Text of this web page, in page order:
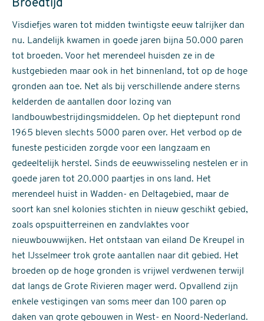
Broedtijd
Visdiefjes waren tot midden twintigste eeuw talrijker dan
nu. Landelijk kwamen in goede jaren bijna 50.000 paren
tot broeden. Voor het merendeel huisden ze in de
kustgebieden maar ook in het binnenland, tot op de hoge
gronden aan toe. Net als bij verschillende andere sterns
kelderden de aantallen door lozing van
landbouwbestrijdingsmiddelen. Op het dieptepunt rond
1965 bleven slechts 5000 paren over. Het verbod op de
funeste pesticiden zorgde voor een langzaam en
gedeeltelijk herstel. Sinds de eeuwwisseling nestelen er in
goede jaren tot 20.000 paartjes in ons land. Het
merendeel huist in Wadden- en Deltagebied, maar de
soort kan snel kolonies stichten in nieuw geschikt gebied,
zoals opspuitterreinen en zandvlaktes voor
nieuwbouwwijken. Het ontstaan van eiland De Kreupel in
het IJsselmeer trok grote aantallen naar dit gebied. Het
broeden op de hoge gronden is vrijwel verdwenen terwijl
dat langs de Grote Rivieren mager werd. Opvallend zijn
enkele vestigingen van soms meer dan 100 paren op
daken van grote gebouwen in West- en Noord-Nederland.